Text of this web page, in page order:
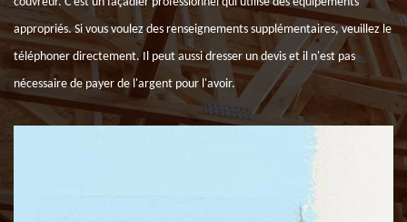
appropriés. Si vous voulez des renseignements supplémentaires, veuillez le
téléphoner directement. Il peut aussi dresser un devis et il n'est pas
nécessaire de payer de l'argent pour l'avoir.